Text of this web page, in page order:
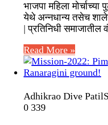
भाजपा महिला
येथे अन्नधान्य तसेच शालेय
| प्रतिनिधी
Read More »
Adhikrao Dive Patil
0 339